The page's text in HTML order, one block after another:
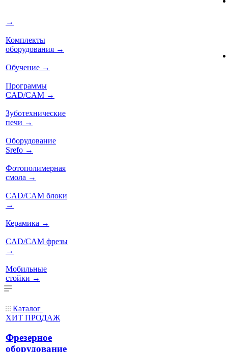
→
Комплекты
оборудования →
Обучение →
Программы
CAD/CAM →
Зуботехнические
печи →
Оборудование
Srefo →
Фотополимерная
смола →
CAD/CAM блоки
→
Керамика →
CAD/CAM фрезы
→
Мобильные
стойки →
Каталог
ХИТ ПРОДАЖ
Фрезерное
оборудование